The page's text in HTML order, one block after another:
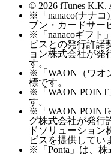
© 2026 iTunes K.K.
※「nanaco(ナナコ
ブン・カードサー
※「nanacoギフト
ビスとの発行許諾
ョン株式会社が発
す。
※「WAON（ワオ
標です。
※「WAON POINT
す。
※「WAON
グ株式会社が発行
ドソリューション
ビスを提供してい
※「Ponta」は、